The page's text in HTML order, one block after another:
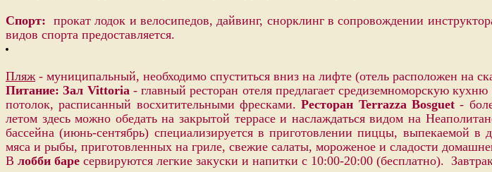
Спорт: прокат лодок и велосипедов, дайвинг, снорклинг в сопровождении
видов спорта предоставляется.
Пляж - муниципальный, необходимо спуститься вниз на лифте (отель расположен на
Питание: Зал Vittoria - главный ресторан отеля предлагает средиземноморскую
потолок, расписанный восхитительными фресками.Ресторан Terrazza Bosguet-
летом здесь можно обедать на закрытой террасе и наслаждаться видом на
бассейна (июнь-сентябрь) специализируется в приготовлении пиццы,
мяса и рыбы, приготовленных на гриле, свежие салаты, мороженое и сладости
В лобби баре сервируются легкие закуски и напитки с 10:00-20:00 (бесплатно).